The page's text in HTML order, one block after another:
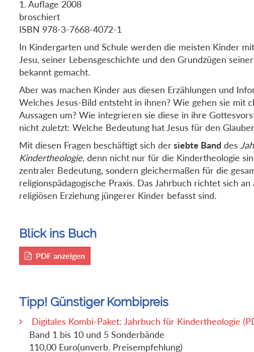
1. Auflage 2008
broschiert
ISBN 978-3-7668-4072-1
In Kindergarten und Schule werden die meisten Kinder
Jesu, seiner Lebensgeschichte und den Grundzügen
bekannt gemacht.
Aber was machen Kinder aus diesen Erzählungen und
Welches Jesus-Bild entsteht in ihnen? Wie gehen sie mit
Aussagen um? Wie integrieren sie diese in ihre
nicht zuletzt: Welche Bedeutung hat Jesus für den
Mit diesen Fragen beschäftigt sich dersiebte Band des
Kindertheologie, denn nicht nur für die Kindertheologie
zentraler Bedeutung, sondern gleichermaßen für die
religionspädagogische Praxis. Das Jahrbuch richtet sich
religiösen Erziehung jüngerer Kinder befasst sind.
Blick ins Buch
PDF anzeigen
Tipp! Günstiger Kombipreis
Digitales Kombi-Paket: Jahrbuch für Kindertheologie
Band 1 bis 10 und 5 Sonderbände
110,00 Euro(unverb. Preisempfehlung)